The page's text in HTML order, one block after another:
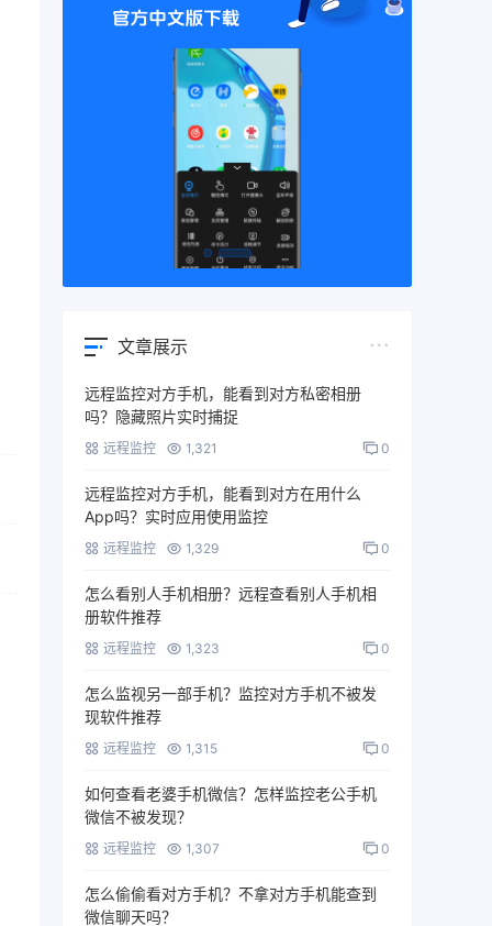
文章展示
远程监控对方手机，能看到对方私密相册
吗？隐藏照片实时捕捉
远程监控 1,321 0
远程监控对方手机，能看到对方在用什么
App吗？实时应用使用监控
远程监控 1,329 0
怎么看别人手机相册？远程查看别人手机相
册软件推荐
远程监控 1,323 0
怎么监视另一部手机？监控对方手机不被发
现软件推荐
远程监控 1,315 0
如何查看老婆手机微信？怎样监控老公手机
微信不被发现？
远程监控 1,307 0
怎么偷偷看对方手机？不拿对方手机能查到
微信聊天吗？